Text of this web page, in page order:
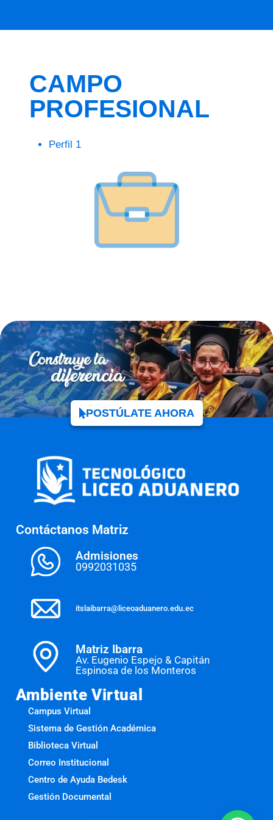
CAMPO
PROFESIONAL
Perfil 1
POSTÚLATE AHORA
Contáctanos Matriz
Admisiones
0992031035
itslaibarra@liceoaduanero.edu.ec
Matriz Ibarra
Av. Eugenio Espejo & Capitán
Espinosa de los Monteros
Ambiente Virtual
Campus Virtual
Sistema de Gestión Académica
Biblioteca Virtual
Correo Institucional
Centro de Ayuda Bedesk
Gestión Documental